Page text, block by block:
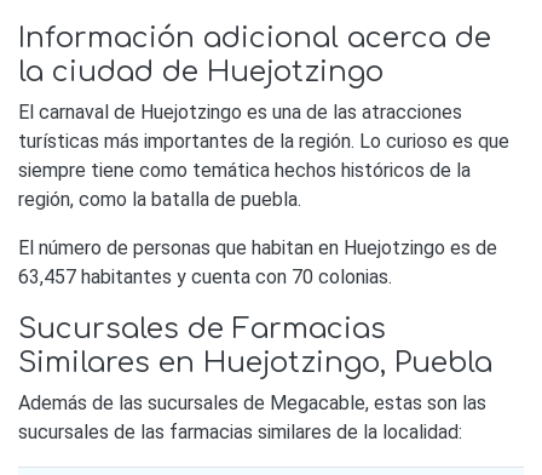
Información adicional acerca de
la ciudad de Huejotzingo
El carnaval de Huejotzingo es una de las atracciones
turísticas más importantes de la región. Lo curioso es que
siempre tiene como temática hechos históricos de la
región, como la batalla de puebla.
El número de personas que habitan en Huejotzingo es de
63,457 habitantes y cuenta con 70 colonias.
Sucursales de Farmacias
Similares en Huejotzingo, Puebla
Además de las sucursales de Megacable, estas son las
sucursales de las farmacias similares de la localidad: